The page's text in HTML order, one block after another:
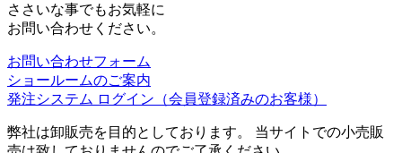
ささいな事でもお気軽に
お問い合わせください。
お問い合わせフォーム
ショールームのご案内
発注システム ログイン （会員登録済みのお客様）
弊社は卸販売を目的としております。 当サイトでの小売販